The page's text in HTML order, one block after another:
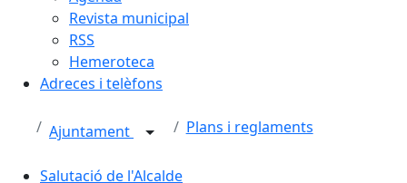
Revista municipal
RSS
Hemeroteca
Adreces i telèfons
Ajuntament Plans i reglaments
Salutació de l'Alcalde